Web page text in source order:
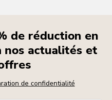
de réduction en
nos actualités et
de confidentialité